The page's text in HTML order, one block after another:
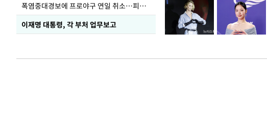
폭염중대경보에 프로야구 연일 취소…피칭 연습장 '52도'
이재명 대통령, 각 부처 업무보고